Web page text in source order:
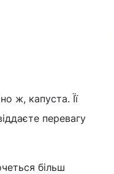
ж, капуста. Її
перевагу
більш